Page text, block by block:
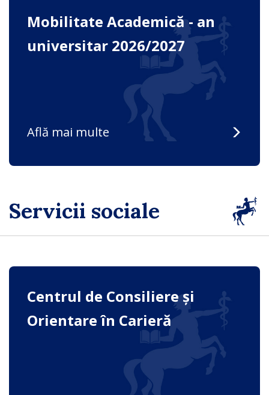
Mobilitate Academică - an
universitar 2026/2027
Află mai multe
Servicii sociale
Centrul de Consiliere și
Orientare în Carieră